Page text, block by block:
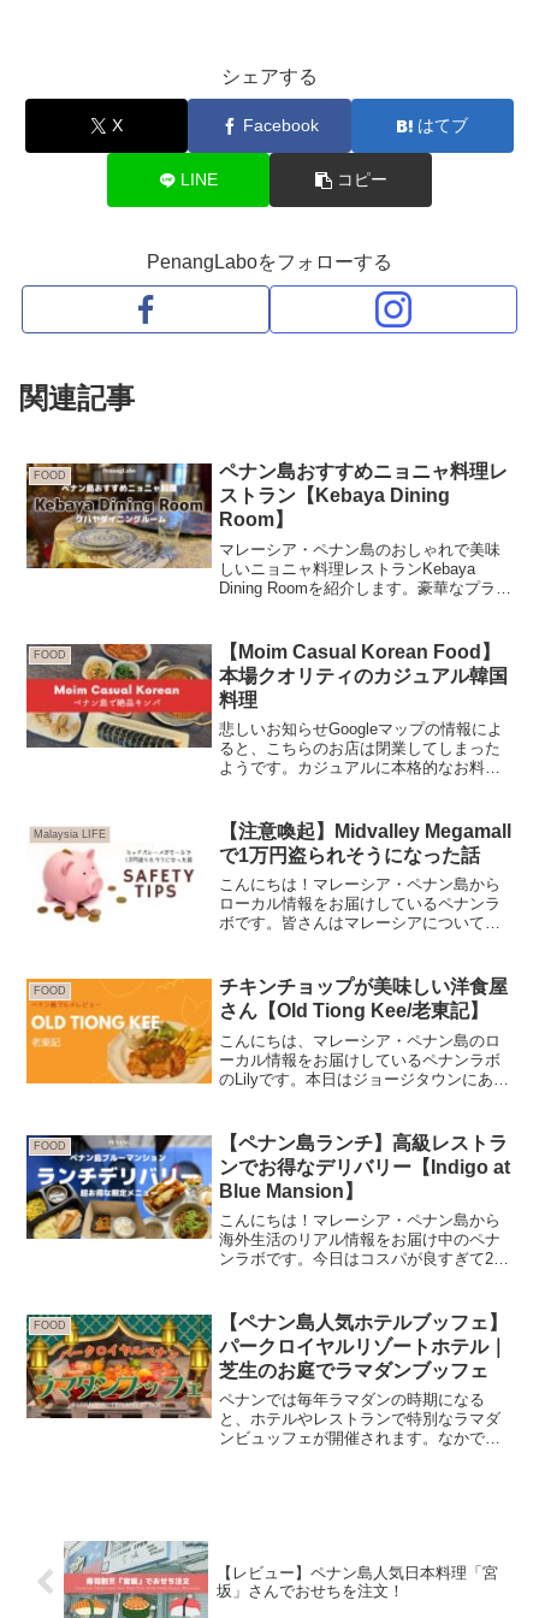
シェアする
X Facebook はてブ
LINE コピー
PenangLaboをフォローする
関連記事
FOOD
ペナン島おすすめニョニャ料理レ
ストラン【Kebaya Dining
Room】
マレーシア・ペナン島のおしゃれで美味
しいニョニャ料理レストランKebaya
Dining Roomを紹介します。豪華なプラナ
ンを訪れる方にぜひおすすめのレストラ
ンです。
FOOD
【Moim Casual Korean Food】
本場クオリティのカジュアル韓国
料理
悲しいお知らせGoogleマップの情報によ
ると、こちらのお店は閉業してしまった
ようです。カジュアルに本格的なお料理
ように！こんにちは。マレーシア・ペナ
ン島から海外生活の...
Malaysia LIFE
【注意喚起】Midvalley Megamall
で1万円盗られそうになった話
こんにちは！マレーシア・ペナン島から
ローカル情報をお届けしているペナンラ
ボです。皆さんはマレーシアについてど
りましたが、実際に住んでみるとほとん
ど危険な目にあったことは...
FOOD
チキンチョップが美味しい洋食屋
さん【Old Tiong Kee/老東記】
こんにちは、マレーシア・ペナン島のロ
ーカル情報をお届けしているペナンラボ
のLilyです。本日はジョージタウンにある
ます。アクセスOld Tiong Kee / 老東記
2...
FOOD
【ペナン島ランチ】高級レストラ
ンでお得なデリバリー【Indigo at
Blue Mansion】
こんにちは！マレーシア・ペナン島から
海外生活のリアル情報をお届け中のペナ
ンラボです。今日はコスパが良すぎて2日
Restaurant @ The Blue Mansio...
FOOD
【ペナン島人気ホテルブッフェ】
パークロイヤルリゾートホテル｜
芝生のお庭でラマダンブッフェ
ペナンでは毎年ラマダンの時期になる
と、ホテルやレストランで特別なラマダ
ンビュッフェが開催されます。なかでも
【レビュー】ペナン島人気日本料理「宮
坂」さんでおせちを注文！